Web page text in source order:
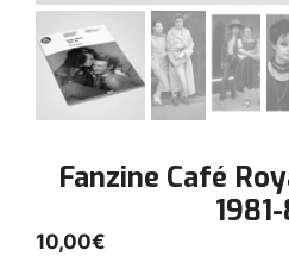
Fanzine Café
10,00€